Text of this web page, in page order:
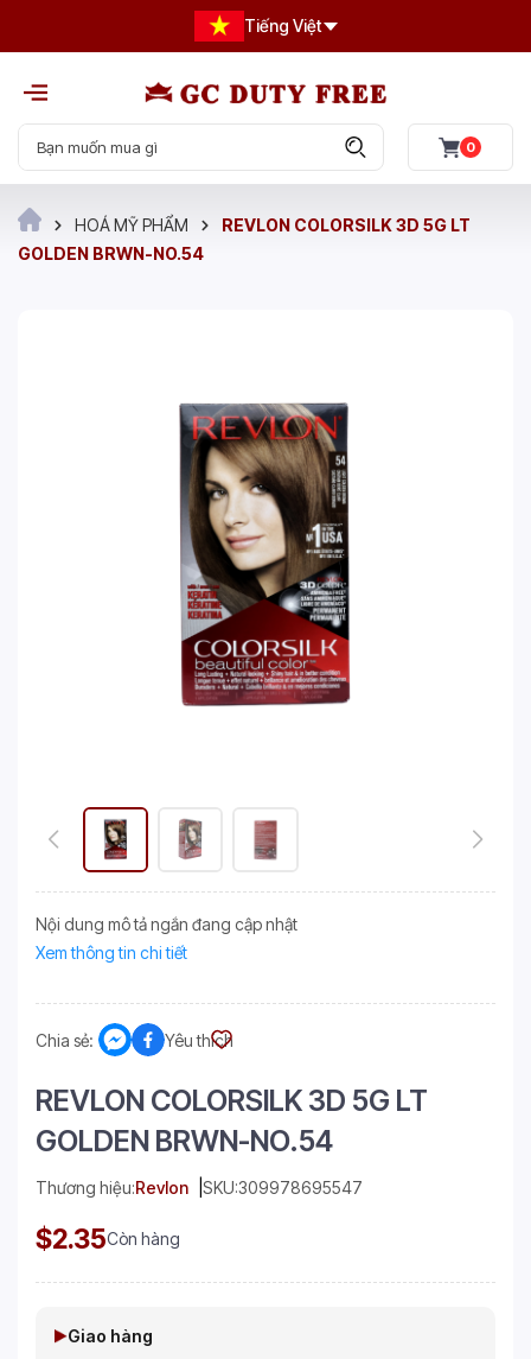
Tiếng Việt
0
HOÁ MỸ PHẨM
REVLON COLORSILK 3D 5G LT
GOLDEN BRWN-NO.54
Nội dung mô tả ngắn đang cập nhật
Xem thông tin chi tiết
Chia sẻ: Yêu thích
REVLON COLORSILK 3D 5G LT
GOLDEN BRWN-NO.54
Thương hiệu:Revlon SKU:309978695547
$2.35Còn hàng
Giao hàng